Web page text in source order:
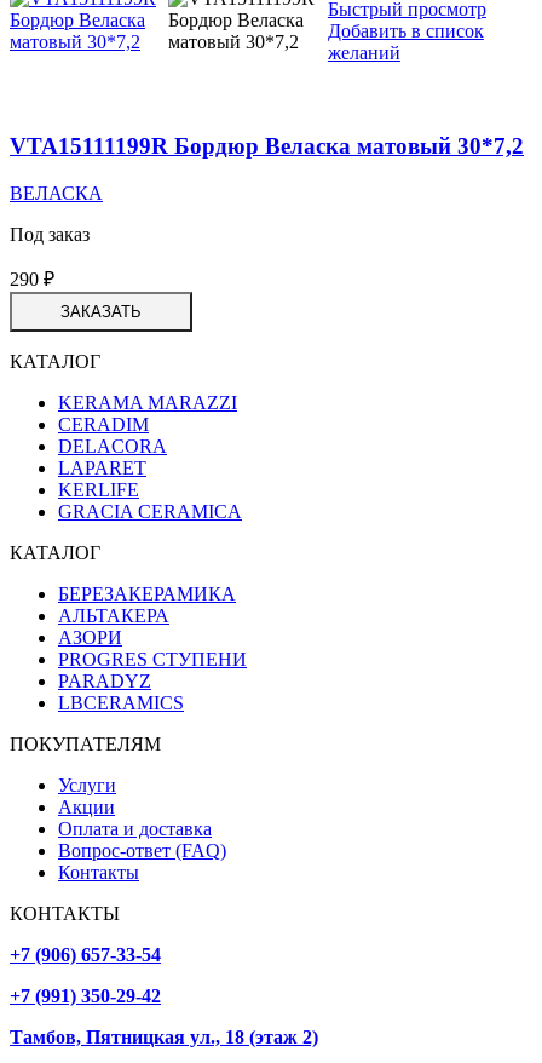
Быстрый просмотр
Добавить в список
желаний
VTA15111199R Бордюр Веласка матовый 30*7,2
ВЕЛАСКА
Под заказ
290 ₽
ЗАКАЗАТЬ
КАТАЛОГ
KERAMA MARAZZI
CERADIM
DELACORA
LAPARET
KERLIFE
GRACIA CERAMICA
КАТАЛОГ
БЕРЕЗАКЕРАМИКА
АЛЬТАКЕРА
АЗОРИ
PROGRES СТУПЕНИ
PARADYZ
LBCERAMICS
ПОКУПАТЕЛЯМ
Услуги
Акции
Оплата и доставка
Вопрос-ответ (FAQ)
Контакты
КОНТАКТЫ
+7 (906) 657-33-54
+7 (991) 350-29-42
Тамбов, Пятницкая ул., 18 (этаж 2)